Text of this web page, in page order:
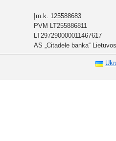
Įm.k. 125588683
PVM LT255886811
LT297290000011467617
AS „Citadele banka“